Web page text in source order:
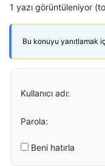
1 yazı görüntüleniyor
Bu konuyu yanıtlamak
Kullanıcı adı:
Parola:
Beni hatırla